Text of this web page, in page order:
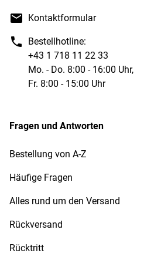
Kontaktformular
Bestellhotline:
+43 1 718 11 22 33
Mo. - Do. 8:00 - 16:00 Uhr,
Fr. 8:00 - 15:00 Uhr
Fragen und Antworten
Bestellung von A-Z
Häufige Fragen
Alles rund um den Versand
Rückversand
Rücktritt